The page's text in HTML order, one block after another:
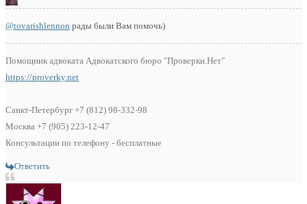
@tovarishlennon рады были Вам помочь)
Помощник адвоката Адвокатского бюро "Проверки.Нет"
https://proverky.net
Санкт-Петербург +7 (812) 98-332-98
Москва +7 (905) 223-12-47
Консультации по телефону - бесплатные
Ответить